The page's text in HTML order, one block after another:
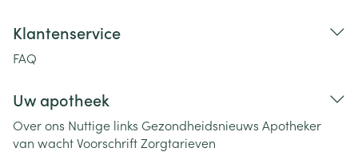
Klantenservice
FAQ
Uw apotheek
Over ons Nuttige links Gezondheidsnieuws Apotheker
van wachtVoorschriftZorgtarieven